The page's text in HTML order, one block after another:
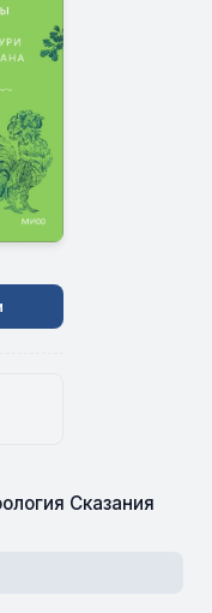
Сказания